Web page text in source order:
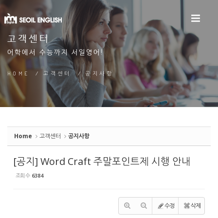
고객센터
어학에서 수능까지 서일영어!
HOME /고객센터 /공지사항
Home 고객센터 공지사항
[공지] Word Craft 주말포인트제 시행 안내
조회 수 6384
수정 삭제
Sketchbook5, 스케치북5